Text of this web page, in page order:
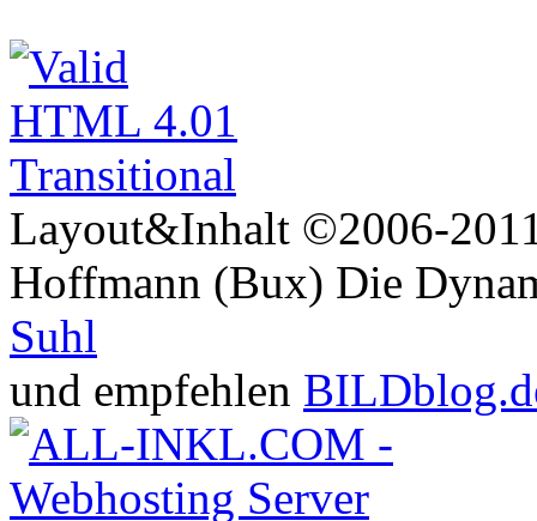
Layout&Inhalt ©2006-
Hoffmann (Bux) Die
Suhl
und empfehlen